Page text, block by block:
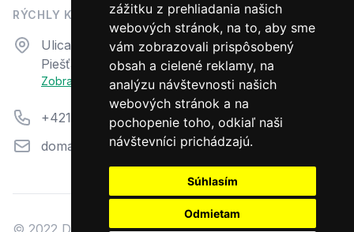
zážitku z prehliadania našich
webových stránok, na to, aby sme
vám zobrazovali prispôsobený
obsah a cielené reklamy, na
analýzu návštevnosti našich
webových stránok a na
pochopenie toho, odkiaľ naši
návštevníci prichádzajú.
Súhlasím
Odmietam
RÝCHLY KONTAKT
AdresaUlica N. Teslu 23
Piešťany, 92101
Zobraziť na mape
Telefón+421 33 7944 711
Emaildomazahrada@aquacentrum.sk
© 2022 Dom a záhrada